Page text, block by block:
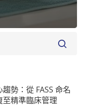
勢：從 FASS 命名
精準臨床管理